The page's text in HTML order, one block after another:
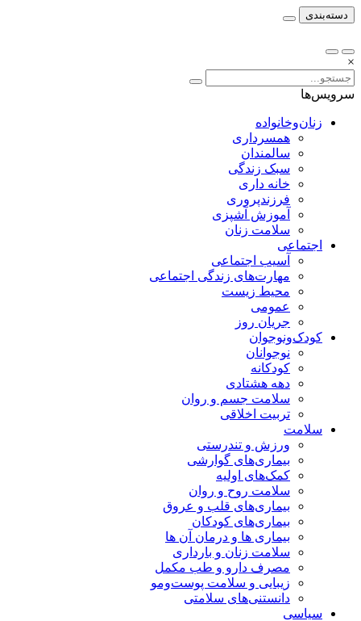
دسته‌بندی
×
سرویس‌ها
زنان‌وخانواده
همسرداری
سالمندان
سبک زندگی
خانه داری
فرزندپروری
آموزش آشپزی
سلامت زنان
اجتماعی
آسیب اجتماعی
مهارت‌های زندگی اجتماعی
محیط زیست
عمومی
جریان روز
کودک‌ونوجوان
نوجوانان
کودکانه
دهه هشتادی
سلامت جسم و روان
تربیت اخلاقی
سلامت
ورزش و تندرستی
بیماری‌های گوارشی
کمک‌های اولیه
سلامت روح و روان
بیماری‌های قلب و عروق
بیماری‌های کودکان
بیماری ها و درمان آن ها
سلامت زنان و بارداری
مصرف دارو و طب مکمل
زیبایی و سلامت پوست‌ومو
دانستنی‌های سلامتی
سیاسی